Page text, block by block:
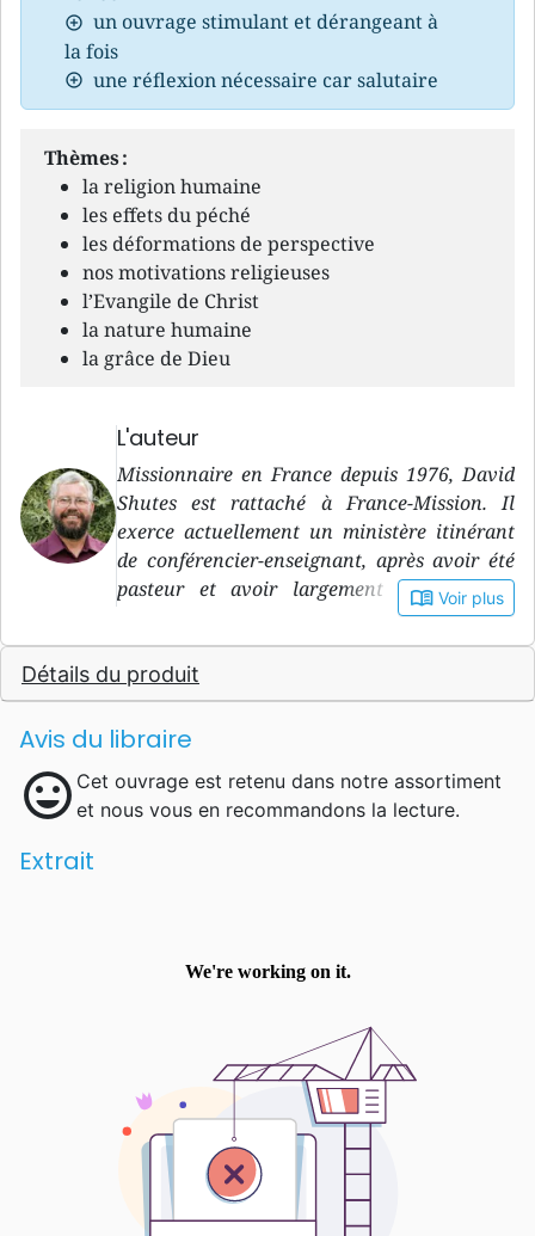
un ouvrage stimulant et dérangeant à
la fois
une réflexion nécessaire car salutaire
Thèmes :
la religion humaine
les effets du péché
les déformations de perspective
nos motivations religieuses
l’Evangile de Christ
la nature humaine
la grâce de Dieu
L'auteur
Missionnaire en France depuis 1976, David
Shutes est rattaché à France-Mission. Il
exerce actuellement un ministère itinérant
de conférencier-enseignant, après avoir été
pasteur et avoir largement participé au
travail parmi la jeunesse, tout en enseignant
à l’Institut Biblique de Genève.
book_open Voir plus
Détails du produit
Avis du libraire
mood Cet ouvrage est retenu dans notre assortiment
et nous vous en recommandons la lecture.
Extrait